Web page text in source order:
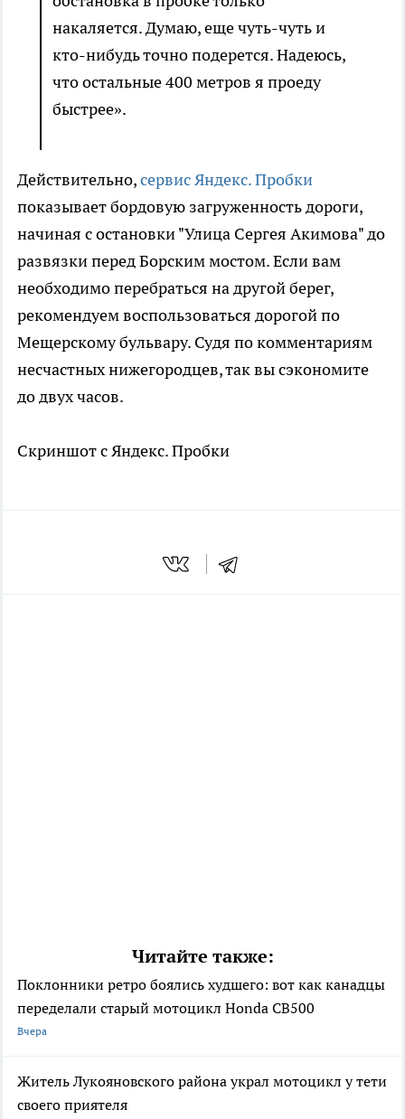
накаляется. Думаю, еще чуть-чуть и
кто-нибудь точно подерется. Надеюсь,
что остальные 400 метров я проеду
быстрее».
Действительно,сервис Яндекс. Пробки
показывает бордовую загруженность дороги,
начиная с остановки "Улица Сергея Акимова" до
развязки перед Борским мостом. Если вам
необходимо перебраться на другой берег,
рекомендуем воспользоваться дорогой по
Мещерскому бульвару. Судя по комментариям
несчастных нижегородцев, так вы сэкономите
до двух часов.
Скриншот с Яндекс. Пробки
Читайте также:
Поклонники ретро боялись худшего: вот как канадцы
переделали старый мотоцикл Honda CB500
Вчера
Житель Лукояновского района украл мотоцикл у тети
своего приятеля